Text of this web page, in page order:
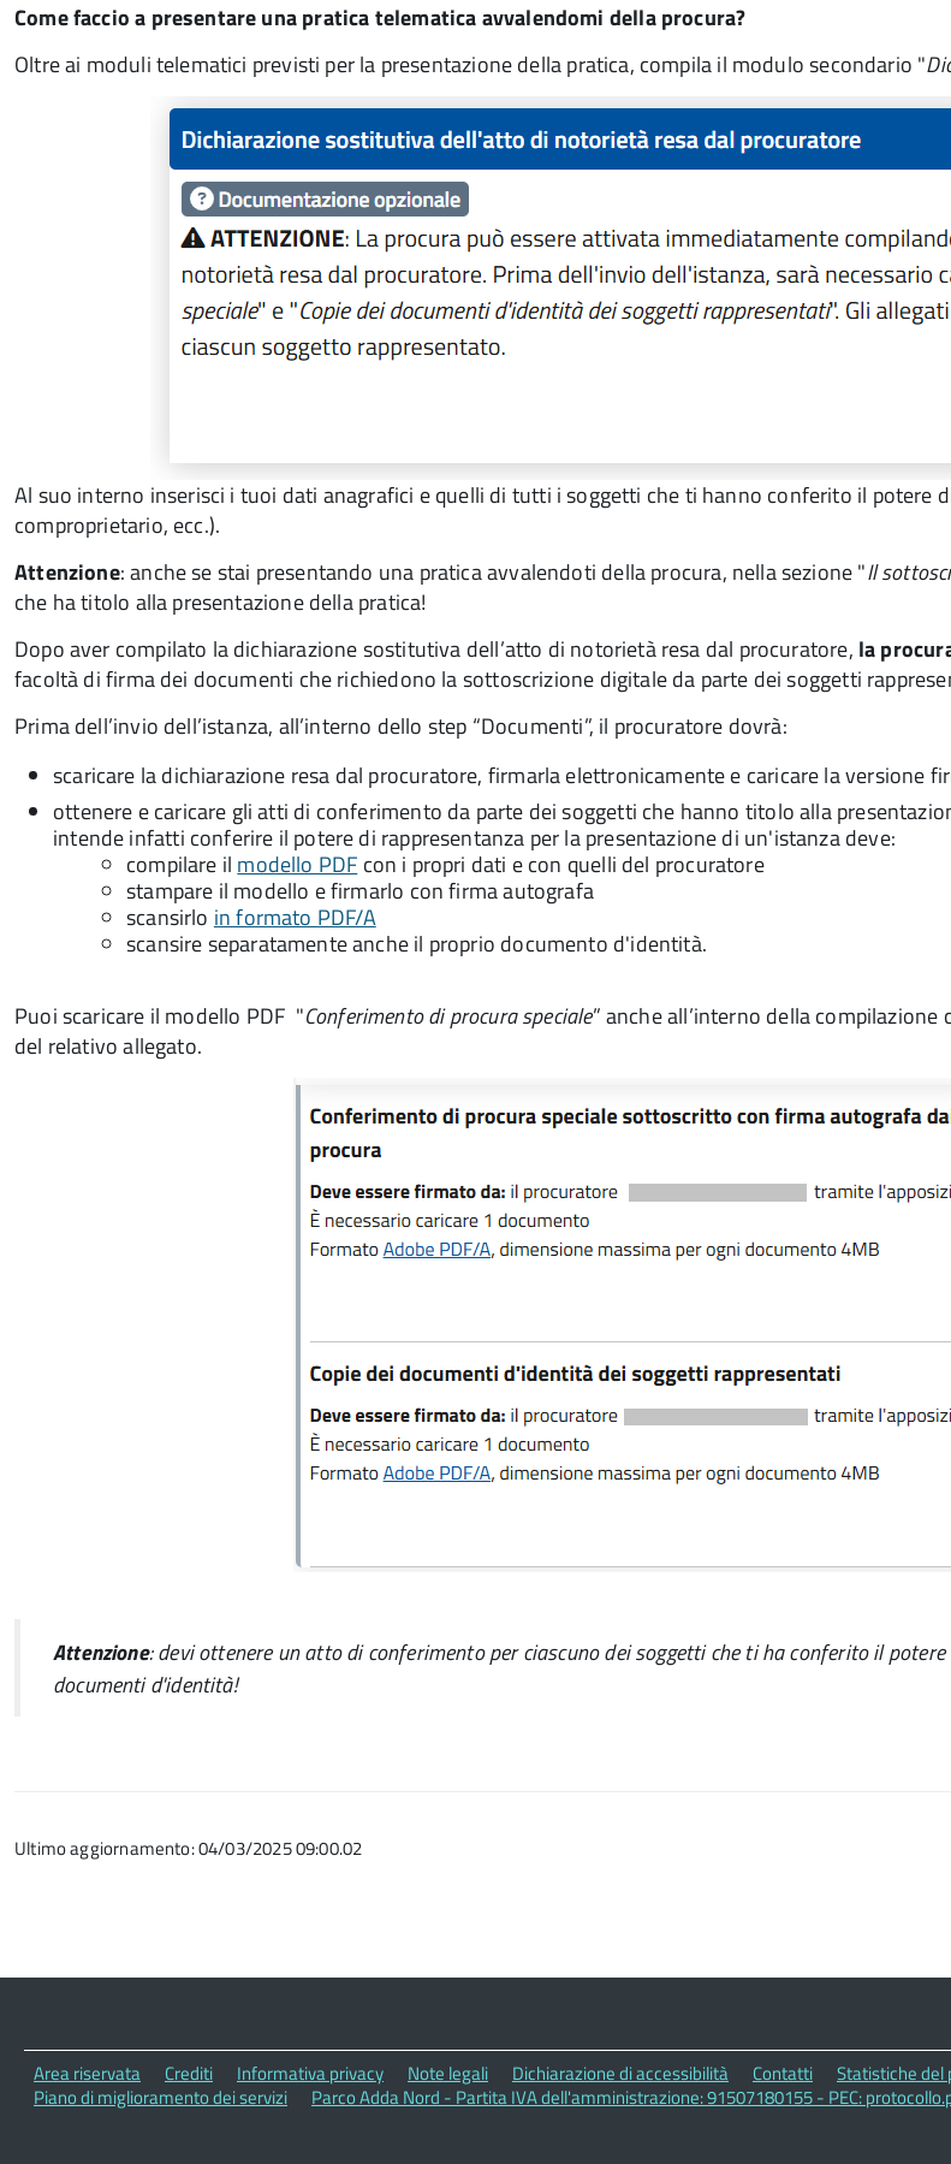
Come faccio a presentare una pratica telematica avvalendomi della procura?
Oltre ai moduli telematici previsti per la presentazione della pratica, compila il modulo secondario "
Al suo interno inserisci i tuoi dati anagrafici e quelli di tutti i soggetti che ti hanno conferito il potere
comproprietario, ecc.).
Attenzione: anche se stai presentando una pratica avvalendoti della procura, nella sezione "Il
che ha titolo alla presentazione della pratica!
Dopo aver compilato la dichiarazione sostitutiva dell’atto di notorietà resa dal procuratore, la
facoltà di firma dei documenti che richiedono la sottoscrizione digitale da parte dei soggetti
Prima dell’invio dell’istanza, all’interno dello step “Documenti”, il procuratore dovrà:
scaricare la dichiarazione resa dal procuratore, firmarla elettronicamente e caricare la versione
ottenere e caricare gli atti di conferimento da parte dei soggetti che hanno titolo alla
intende infatti conferire il potere di rappresentanza per la presentazione di un'istanza deve:
compilare il modello PDF con i propri dati e con quelli del procuratore
stampare il modello e firmarlo con firma autografa
scansirlo in formato PDF/A
scansire separatamente anche il proprio documento d'identità.
Puoi scaricare il modello PDF "Conferimento di procura speciale” anche all’interno della
del relativo allegato.
Attenzione: devi ottenere un atto di conferimento per ciascuno dei soggetti che ti ha conferito il
documenti d'identità!
Ultimo aggiornamento: 04/03/2025 09:00.02
Area riservata Crediti Informativa privacy Note legali Dichiarazione di accessibilità Contatti Statistiche del
Piano di miglioramento dei servizi
Parco Adda Nord - Partita IVA dell'amministrazione: 91507180155 - PEC: